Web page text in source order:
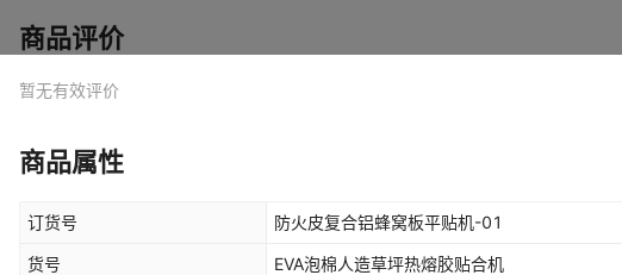
商品评价
暂无有效评价
商品属性
订货号 防火皮复合铝蜂窝板平贴机-01
货号 EVA泡棉人造草坪热熔胶贴合机